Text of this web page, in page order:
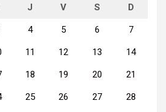
J V S D
4 5 6 7
11 12 13 14
18 19 20 21
25 26 27 28